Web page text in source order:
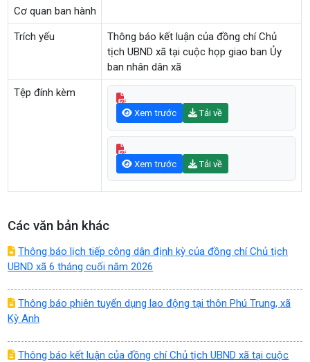
Cơ quan ban hành
Trích yếu
Thông báo kết luận của đồng chí Chủ
tịch UBND xã tại cuộc họp giao ban Ủy
ban nhân dân xã
Tệp đính kèm
Xem trước Tải về
Xem trước Tải về
Các văn bản khác
Thông báo lịch tiếp công dân định kỳ của đồng chí Chủ tịch
UBND xã 6 tháng cuối năm 2026
Thông báo phiên tuyển dụng lao động tại thôn Phú Trung, xã
Kỳ Anh
Thông báo kết luận của đồng chí Chủ tịch UBND xã tại cuộc